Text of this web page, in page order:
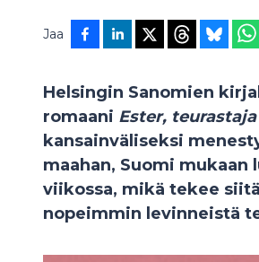
Jaa
Helsingin Sanomien
romaani Ester, teurastaja
kansainväliseksi
maahan, Suomi
viikossa, mikä tekee
nopeimmin levinneistä